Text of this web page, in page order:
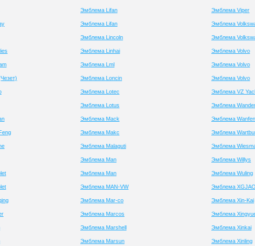
Эмблема Lifan
Эмблема Lifan
Эмблема Lincoln
Эмблема Linhai
Эмблема Lml
Эмблема Loncin
Эмблема Lotec
Эмблема Lotus
Эмблема Mack
Эмблема Makc
Эмблема Malaguti
Эмблема Man
Эмблема Man
Эмблема MAN-VW
Эмблема Mar-co
Эмблема Marcos
Эмблема Marshell
Эмблема Marsun
Эмблема Viper
Эмблема
Эмблема
Эмблема Volvo
Эмблема Volvo
Эмблема Volvo
Эмблема VZ
Эмблема
Эмблема
Эмблема
Эмблема
Эмблема Willys
Эмблема Wuling
Эмблема XGJAO
Эмблема Xin-Kai
Эмблема
Эмблема Xinkai
Эмблема Xinling